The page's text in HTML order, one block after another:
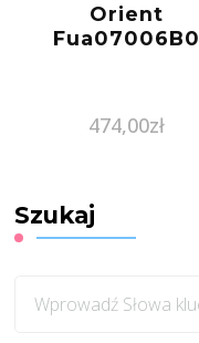
Orient
Fua07006B0
474,00zł
Szukaj
czegoś?